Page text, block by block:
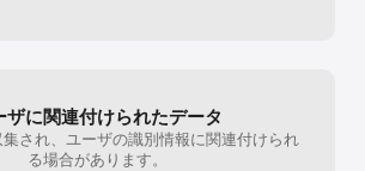
ザに関連付けられたデータ
され、ユーザの識別情報に関連付けられ
る場合があります。